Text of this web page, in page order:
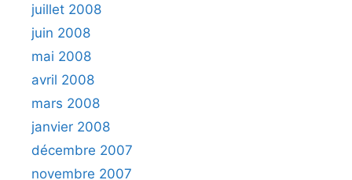
juillet 2008
juin 2008
mai 2008
avril 2008
mars 2008
janvier 2008
décembre 2007
novembre 2007